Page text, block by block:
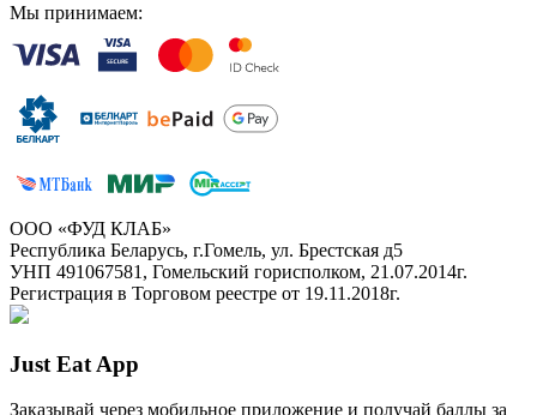
Мы принимаем:
ООО «ФУД КЛАБ»
Республика Беларусь, г.Гомель, ул. Брестская д5
УНП 491067581, Гомельский горисполком, 21.07.2014г.
Регистрация в Торговом реестре от 19.11.2018г.
Just Eat App
Заказывай через мобильное приложение и получай баллы за